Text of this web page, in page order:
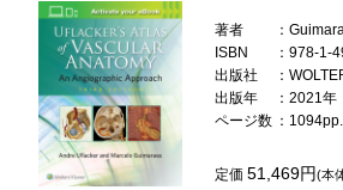
著者
：
ISBN
：978-1-
出版社
：
出版年
：2021年
ページ数 ：1094pp.
定価51,469円(本